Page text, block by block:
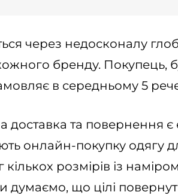
через недосконалу
бренду. Покупець,
в середньому 5
доставка та повернення
онлайн-покупку одягу
кількох розмірів із
думаємо, що цілі